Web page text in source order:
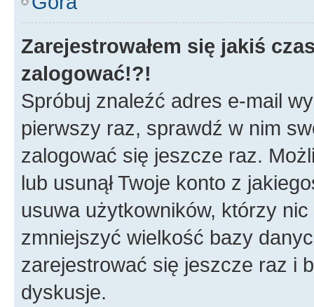
Zarejestrowałem się jakiś
zalogować!?!
Spróbuj znaleźć adres e-mail
pierwszy raz, sprawdź w nim
zalogować się jeszcze raz.
lub usunął Twoje konto z
usuwa użytkowników, którzy
zmniejszyć wielkość bazy
zarejestrować się jeszcze raz i
dyskusje.